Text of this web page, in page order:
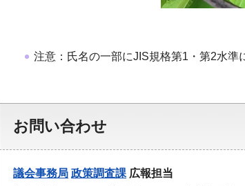
注意：氏名の一部にJIS規格第1・第2水準
お問い合わせ
議会事務局 政策調査課広報担当